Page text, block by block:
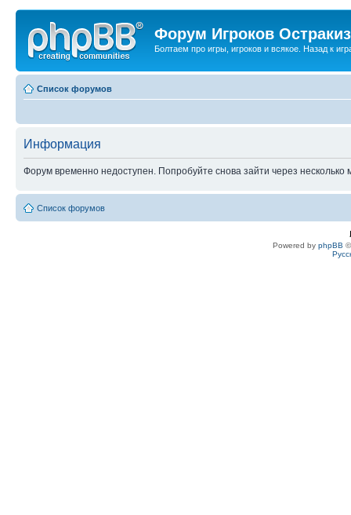
Форум Игроков
Болтаем про игры, игроков и всякое. Назад к
Список форумов
Информация
Форум временно недоступен. Попробуйте снова зайти через несколько
Список форумов
Powered by phpBB